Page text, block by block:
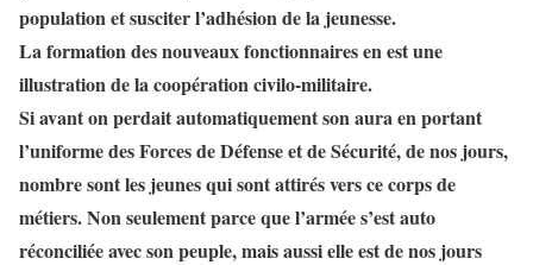
population et susciter l’adhésion de la jeunesse.
La formation des nouveaux fonctionnaires en est une
illustration de la coopération civilo-militaire.
Si avant on perdait automatiquement son aura en portant
l’uniforme des Forces de Défense et de Sécurité, de nos jours,
nombre sont les jeunes qui sont attirés vers ce corps de
métiers. Non seulement parce que l’armée s’est auto
réconciliée avec son peuple, mais aussi elle est de nos jours